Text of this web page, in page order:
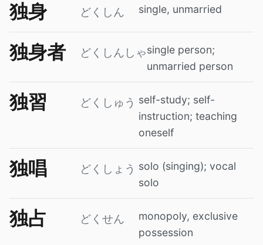
独身 どくしん single, unmarried
独身者 どくしんしゃsingle person;
unmarried person
独習 どくしゅう self-study; self-
instruction; teaching
oneself
独唱 どくしょう solo (singing); vocal
solo
独占 どくせん
monopoly, exclusive
possession